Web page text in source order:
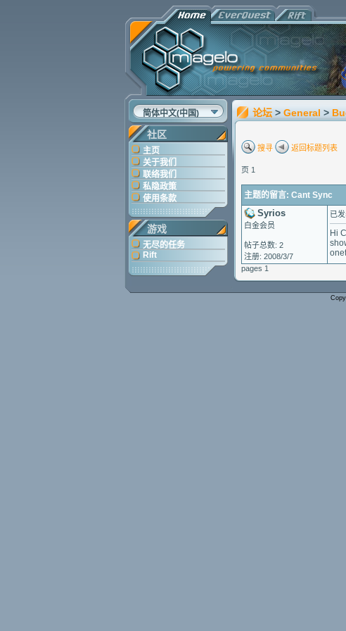
简体中文(中国)
社区
主页
关于我们
联络我们
私隐政策
使用条款
游戏
无尽的任务
Rift
论坛 > General >
搜寻 返回标题列表
页 1
主题的留言: Cant Sync
Syrios
白金会员
帖子总数: 2
注册: 2008/3/7
已
Hi
pages 1